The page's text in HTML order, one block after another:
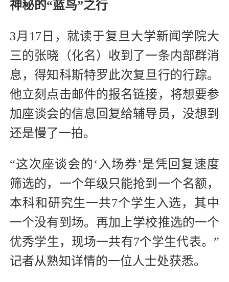
神秘的“蓝鸟”之行
3月17日，就读于复旦大学新闻学院大
三的张晓（化名）收到了一条内部群消
息，得知科斯特罗此次复旦行的行踪。
他立刻点击邮件的报名链接，将想要参
加座谈会的信息回复给辅导员，没想到
还是慢了一拍。
“这次座谈会的‘入场券’是凭回复速度
筛选的，一个年级只能抢到一个名额，
本科和研究生一共7个学生入选，其中
一个没有到场。再加上学校推选的一个
优秀学生，现场一共有7个学生代表。”
记者从熟知详情的一位人士处获悉。